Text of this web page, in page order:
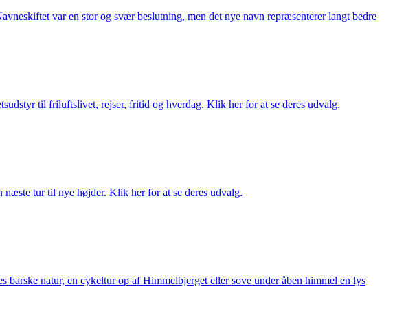
var en stor og svær beslutning, men det nye navn repræsenterer langt bedre
til friluftslivet, rejser, fritid og hverdag. Klik her for at se deres udvalg.
tur til nye højder. Klik her for at se deres udvalg.
barske natur, en cykeltur op af Himmelbjerget eller sove under åben himmel en lys